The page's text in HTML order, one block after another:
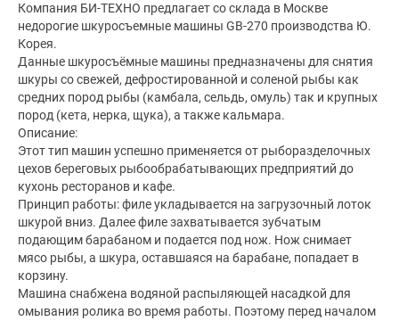
Компания БИ-ТЕХНО предлагает со склада в Москве
недорогие шкуросъемные машины GB-270 производства Ю.
Корея.
Данные шкуросъёмные машины предназначены для снятия
шкуры со свежей, дефростированной и соленой рыбы как
средних пород рыбы (камбала, сельдь, омуль) так и крупных
пород (кета, нерка, щука), а также кальмара.
Описание:
Этот тип машин успешно применяется от рыборазделочных
цехов береговых рыбообрабатывающих предприятий до
кухонь ресторанов и кафе.
Принцип работы: филе укладывается на загрузочный лоток
шкурой вниз. Далее филе захватывается зубчатым
подающим барабаном и подается под нож. Нож снимает
мясо рыбы, а шкура, оставшаяся на барабане, попадает в
корзину.
Машина снабжена водяной распыляющей насадкой для
омывания ролика во время работы. Поэтому перед началом